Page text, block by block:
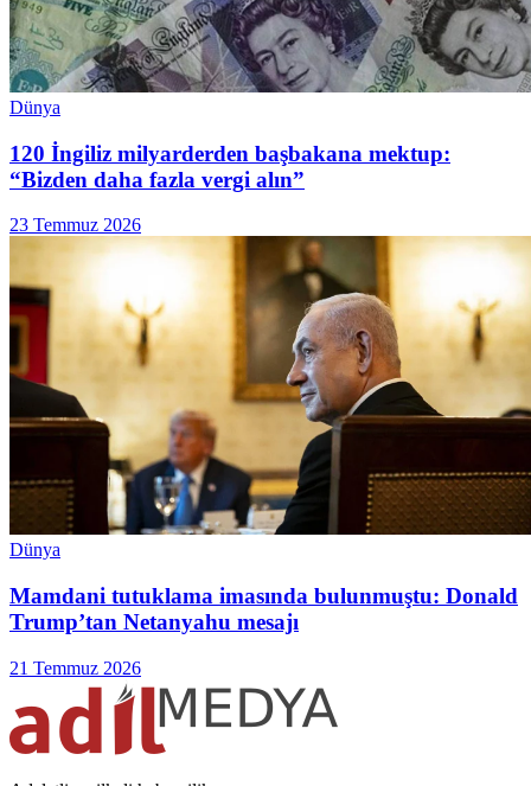
Dünya
120 İngiliz milyarderden başbakana mektup:
“Bizden daha fazla vergi alın”
23 Temmuz 2026
Dünya
Mamdani tutuklama imasında bulunmuştu: Donald
Trump’tan Netanyahu mesajı
21 Temmuz 2026